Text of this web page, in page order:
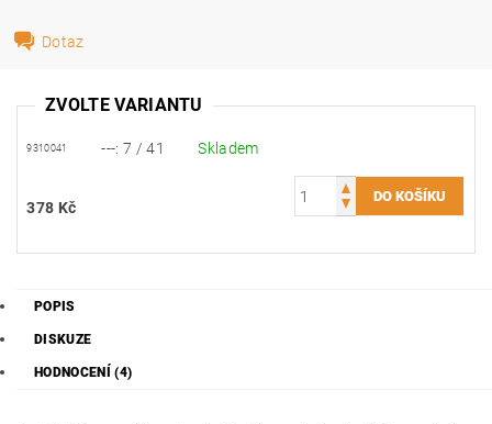
Dotaz
ZVOLTE VARIANTU
9310041 ---: 7 / 41 Skladem
378 Kč
POPIS
DISKUZE
HODNOCENÍ (4)